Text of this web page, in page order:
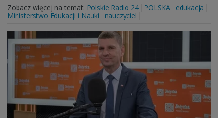
Zobacz więcej na temat: Polskie Radio 24 POLSKA
edukacja
Ministerstwo Edukacji i Nauki
nauczyciel